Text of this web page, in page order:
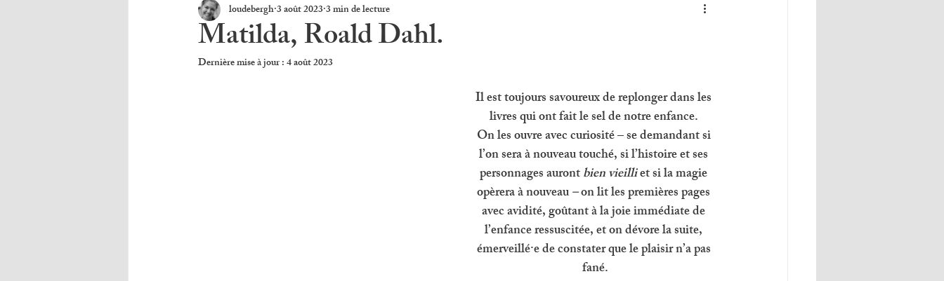
Matilda, Roald Dahl.
loudebergh3 août 20233 min de lecture
Dernière mise à jour :4 août 2023
Il est toujours savoureux de replonger dans les
livres qui ont fait le sel de notre enfance.
On les ouvre avec curiosité – se demandant si
l’on sera à nouveau touché, si l’histoire et ses
personnages auront bien vieilli et si la magie
opèrera à nouveau – on lit les premières pages
avec avidité, goûtant à la joie immédiate de
l’enfance ressuscitée, et on dévore la suite,
émerveillé·e de constater que le plaisir n’a pas
fané.